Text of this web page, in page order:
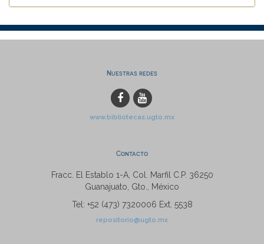
Nuestras redes
www.bibliotecas.ugto.mx
Contacto
Fracc. El Establo 1-A, Col. Marfil C.P. 36250
Guanajuato, Gto., México
Tel: +52 (473) 7320006 Ext. 5538
repositorio@ugto.mx